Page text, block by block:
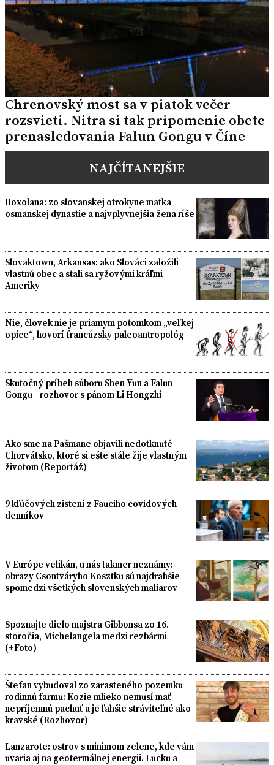
Chrenovský most sa v piatok večer
rozsvieti. Nitra si tak pripomenie obete
prenasledovania Falun Gongu v Číne
NAJČÍTANEJŠIE
Roxolana: zo slovanskej otrokyne matka
osmanskej dynastie a najvplyvnejšia žena ríše
Slovaktown, Arkansas: ako Slováci založili
vlastnú obec a stali sa ryžovými kráľmi
Ameriky
Nie, človek nie je priamym potomkom „veľkej
opice“, hovorí francúzsky paleoantropológ
Skutočný príbeh súboru Shen Yun a Falun
Gongu - rozhovor s pánom Li Hongzhi
Ako sme na Pašmane objavili nedotknuté
Chorvátsko, ktoré si ešte stále žije vlastným
životom (Reportáž)
9 kľúčových zistení z Fauciho covidových
denníkov
V Európe velikán, u nás takmer neznámy:
obrazy Csontváryho Kosztku sú najdrahšie
spomedzi všetkých slovenských maliarov
Spoznajte dielo majstra Gibbonsa zo 16.
storočia, Michelangela medzi rezbármi
(+Foto)
Štefan vybudoval zo zarasteného pozemku
rodinnú farmu: Kozie mlieko nemusí mať
nepríjemnú pachuť a je ľahšie stráviteľné ako
kravské (Rozhovor)
Lanzarote: ostrov s minimom zelene, kde vám
uvaria aj na geotermálnej energii. Lucku a